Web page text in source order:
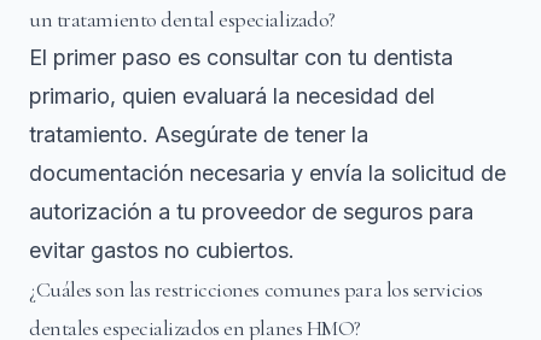
un tratamiento dental especializado?
El primer paso es consultar con tu dentista
primario, quien evaluará la necesidad del
tratamiento. Asegúrate de tener la
documentación necesaria y envía la solicitud de
autorización a tu proveedor de seguros para
evitar gastos no cubiertos.
¿Cuáles son las restricciones comunes para los servicios
dentales especializados en planes HMO?